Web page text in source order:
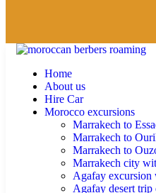
Home
About us
Hire Car
Morocco excursions
Marrakech to
Marrakech to
Marrakech to
Marrakech city
Agafay excursion
Agafay desert